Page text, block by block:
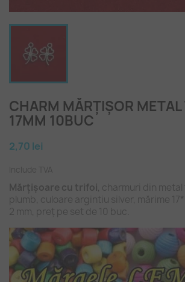
CHARM MĂRȚIȘOR METAL
17MM 10BUC
2,70 lei
Include TVA
Mărțișoare cu trifoi, charmuri din metal
plumb, culoare argintiu silver, mărime
2 mm, preț pe set de 10 buc.